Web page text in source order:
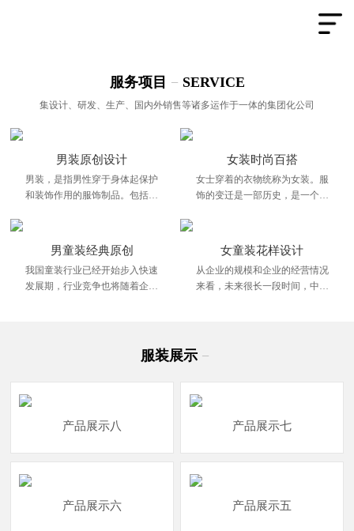
服务项目 − SERVICE
集设计、研发、生产、国内外销售等诸多运作于一体的集团化公司
男装原创设计
男装，是指男性穿于身体起保护
和装饰作用的服饰制品。包括上
女装时尚百搭
女士穿着的衣物统称为女装。服
饰的变迁是一部历史，是一个时
的象征
男童装经典原创
我国童装行业已经开始步入快速
发展期，行业竞争也将随着企业
女童装花样设计
从企业的规模和企业的经营情况
来看，未来很长一段时间，中国
服装展示 −
产品展示八 产品展示七
产品展示六 产品展示五